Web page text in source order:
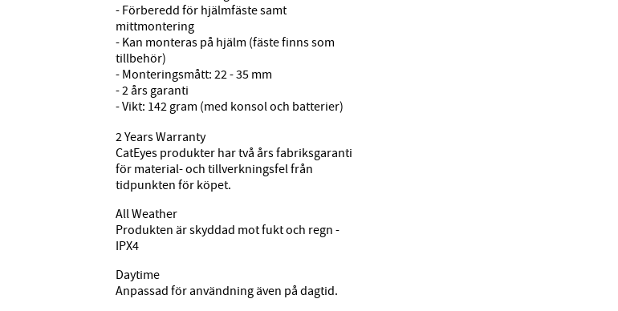
- Förberedd för hjälmfäste samt
mittmontering
- Kan monteras på hjälm (fäste finns som
tillbehör)
- Monteringsmått: 22 - 35 mm
- 2 års garanti
- Vikt: 142 gram (med konsol och batterier)
2 Years Warranty
CatEyes produkter har två års fabriksgaranti
för material- och tillverkningsfel från
tidpunkten för köpet.
All Weather
Produkten är skyddad mot fukt och regn -
IPX4
Daytime
Anpassad för användning även på dagtid.